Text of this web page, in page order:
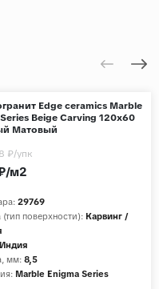
Edge ceramics Marble
Beige Carving 120x60
Матовый
29769
поверхности): Карвинг /
Индия
мм: 8,5
Marble Enigma Series
м2
₽/упк